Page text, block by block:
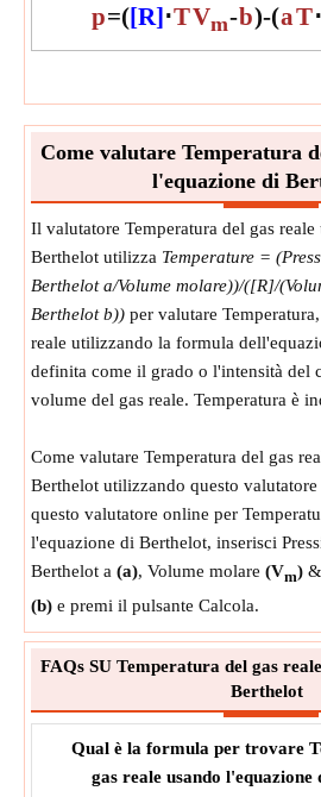
p=([R]⋅TVm-b)-(aT⋅
Come valutare Temperatura
l'equazione di
Il valutatore Temperatura del gas
Berthelot utilizza Temperature =
Berthelot a/Volume molare))/([R]/
Berthelot b)) per valutare
reale utilizzando la formula
definita come il grado o l'intensità del
volume del gas reale. Temperatura è
Come valutare Temperatura del gas
Berthelot utilizzando questo
questo valutatore online per
l'equazione di Berthelot, inserisci
Berthelot a (a), Volume molare (Vm)
(b) e premi il pulsante Calcola.
FAQs SU Temperatura del gas
Berthelot
Qual è la formula per trovare
gas reale usando l'equazione